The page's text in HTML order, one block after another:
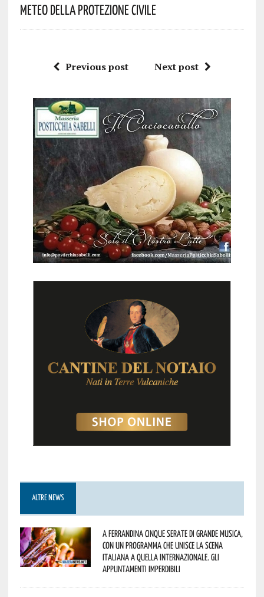
Meteo Della Protezione Civile
Previous post Next post
ALTRE NEWS
A Ferrandina cinque serate di grande musica,
con un programma che unisce la scena
italiana a quella internazionale. Gli
appuntamenti imperdibili